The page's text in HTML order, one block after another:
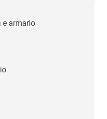
e armario